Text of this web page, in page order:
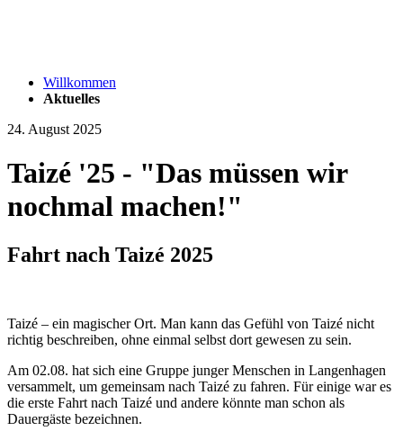
Willkommen
Aktuelles
24. August 2025
Taizé '25 - "Das müssen wir
nochmal machen!"
Fahrt nach Taizé 2025
Taizé – ein magischer Ort. Man kann das Gefühl von Taizé nicht
richtig beschreiben, ohne einmal selbst dort gewesen zu sein.
Am 02.08. hat sich eine Gruppe junger Menschen in Langenhagen
versammelt, um gemeinsam nach Taizé zu fahren. Für einige war es
die erste Fahrt nach Taizé und andere könnte man schon als
Dauergäste bezeichnen.